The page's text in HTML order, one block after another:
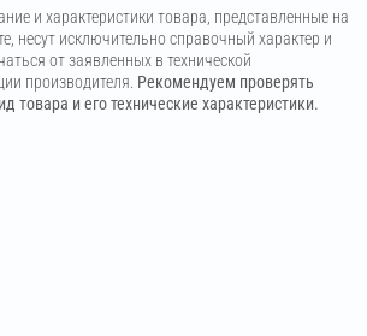
и характеристики товара, представленные на
несут исключительно справочный характер и
от заявленных в технической
производителя. Рекомендуем проверять
товара и его технические характеристики.